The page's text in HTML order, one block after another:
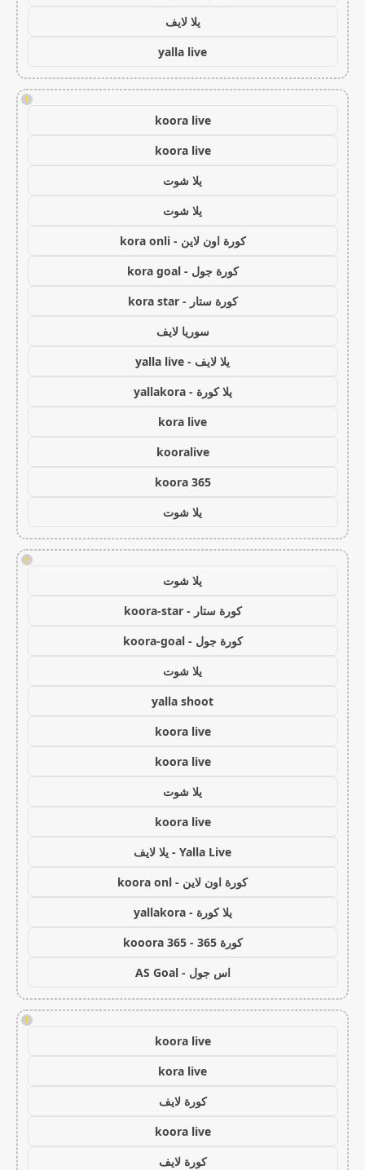
يلا لايف
yalla live
!
koora live
koora live
يلا شوت
يلا شوت
كورة اون لاين - kora onli
كورة جول - kora goal
كورة ستار - kora star
سوريا لايف
يلا لايف - yalla live
يلا كورة - yallakora
kora live
kooralive
koora 365
يلا شوت
!
يلا شوت
كورة ستار - koora-star
كورة جول - koora-goal
يلا شوت
yalla shoot
koora live
koora live
يلا شوت
koora live
Yalla Live - يلا لايف
كورة اون لاين - koora onl
يلا كورة - yallakora
كورة 365 - kooora 365
اس جول - AS Goal
!
koora live
kora live
كورة لايف
koora live
كورة لايف